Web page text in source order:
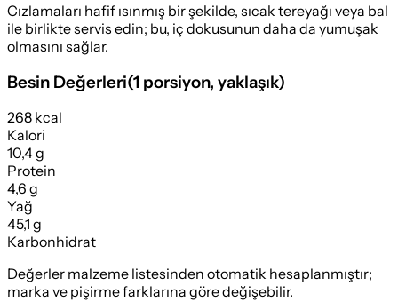
Cızlamaları hafif ısınmış bir şekilde, sıcak tereyağı veya bal
ile birlikte servis edin; bu, iç dokusunun daha da yumuşak
olmasını sağlar.
Besin Değerleri(1 porsiyon, yaklaşık)
268 kcal
Kalori
10,4 g
Protein
4,6 g
Yağ
45,1 g
Karbonhidrat
Değerler malzeme listesinden otomatik hesaplanmıştır;
marka ve pişirme farklarına göre değişebilir.